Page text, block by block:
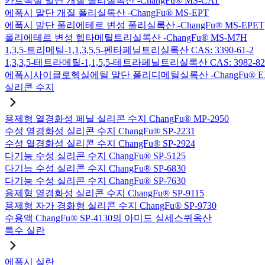
에폭시 말단 개질 폴리실록산 -ChangFu® MS-EPT
에폭시 말단 폴리에테르 변성 폴리실록산 -ChangFu® MS-EPET
폴리에테르 변성 헵타메틸트리실록산 -ChangFu® MS-M7H
1,3,5-트리메틸-1,1,3,5,5-펜타페닐트리실록산 CAS: 3390-61-2
1,3,3,5-테트라메틸-1,1,5,5-테트라페닐트리실록산 CAS: 3982-
에폭시사이클로헥실에틸 말단 폴리디메틸실록산 -ChangFu®
실리콘 수지
용제형 열경화성 페닐 실리콘 수지 ChangFu® MP-2950
수성 열경화성 실리콘 수지 ChangFu® SP-2231
수성 열경화성 실리콘 수지 ChangFu® SP-2924
다기능 수성 실리콘 수지 ChangFu® SP-5125
다기능 수성 실리콘 수지 ChangFu® SP-6830
다기능 수성 실리콘 수지 ChangFu® SP-7630
용제형 열경화성 실리콘 수지 ChangFu® SP-9115
용제형 자가 경화형 실리콘 수지 ChangFu® SP-9730
수용액 ChangFu® SP-4130의 아미드 실세스퀴옥산
특수 실란
에폭시 실란